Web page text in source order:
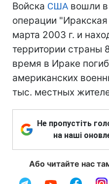
Войска США вошли
операции
марта 2003 г. и
территории страны
время в Ираке
американских
тыс. местных
Не пропустіть
на наші
Або читайте нас